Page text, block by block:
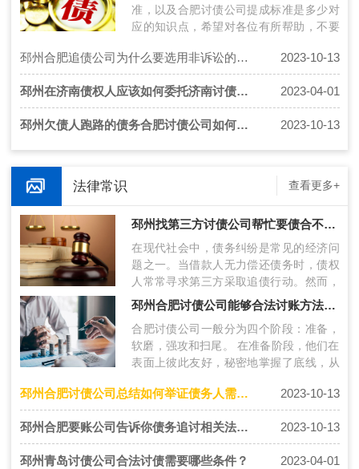
准，以及合肥讨债公司提成标准是多少对
应的知识点，希望对各位有所帮助，不要
公…
邳州合肥追债公司为什么要选用非诉讼的催收方法？ 2023-10-13
邳州在济南债权人应该如何委托济南讨债公司向债务人合法收账 2023-04-01
邳州欠债人跑路的债务合肥讨债公司如何追回欠款？ 2023-10-13
法律常识 查看更多+
邳州找第三方讨债公司帮忙要债合不合法呢？如何合法讨债？
在现代社会中，债务纠纷是常见的经济问
题之一。当借款人无力偿还债务时，债权
人常常寻求第三方采取追债行动。然而，
第三方要债的合法性备受争议。一. 第三
方…
邳州合肥讨债公司能够合法讨账方法及注意事项
合肥讨债公司一般分为四个阶段：准备，
软磨，强攻和扫尾。 在准备阶段，他们在
表面上彼此友好，秘密地掌握了底线，从
集…
邳州合肥讨债公司总结如何举证债务人需要通过哪些途径？ 2023-10-13
邳州合肥要账公司告诉你债务追讨相关法律方式有哪些？ 2023-10-13
邳州青岛讨债公司合法讨债需要哪些条件？ 2023-04-01